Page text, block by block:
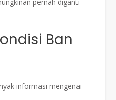
Ban
informasi mengenai